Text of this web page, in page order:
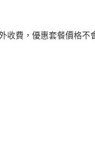
收費，優惠套餐價格不